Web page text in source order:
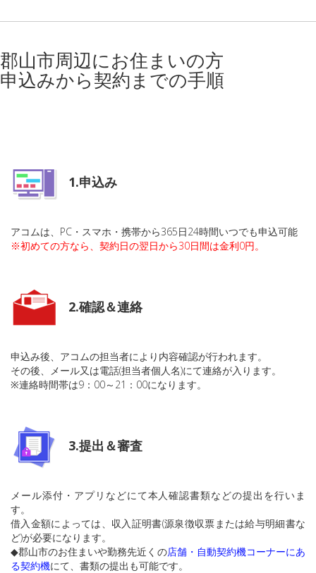
郡山市周辺にお住まいの方
申込みから契約までの手順
1.申込み
アコムは、PC・スマホ・携帯から365日24時間いつでも申込可能
※初めての方なら、契約日の翌日から30日間は金利0円。
2.確認＆連絡
申込み後、アコムの担当者により内容確認が行われます。
その後、メール又は電話(担当者個人名)にて連絡が入ります。
※連絡時間帯は9：00～21：00になります。
3.提出＆審査
メール添付・アプリなどにて本人確認書類などの提出を行いま
す。
借入金額によっては、収入証明書(源泉徴収票または給与明細書な
ど)が必要になります。
◆郡山市のお住まいや勤務先近くの店舗・自動契約機コーナーにあ
る契約機にて、書類の提出も可能です。